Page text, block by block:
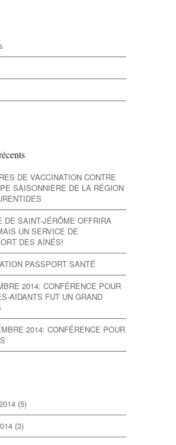
DE VACCINATION CONTRE
SAISONNIÈRE DE LA RÉGION
DE SAINT-JÉRÔME OFFRIRA
UN SERVICE DE
DES AÎNÉS!
PASSPORT SANTÉ
2014: CONFÉRENCE POUR
AIDANTS FUT UN GRAND
2014: CONFÉRENCE POUR
(5)
(3)